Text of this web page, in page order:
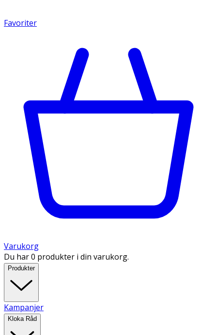
Favoriter
Varukorg
Du har 0 produkter i din varukorg.
Produkter
Kampanjer
Kloka Råd